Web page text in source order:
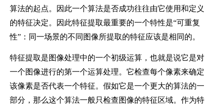
算法的起点。因此一个算法是否成功往往由它使用和定义
的特征决定。因此特征提取最重要的一个特性是“可重复
性”：同一场景的不同图像所提取的特征应该是相同的。
特征提取是图像处理中的一个初级运算，也就是说它是对
一个图像进行的第一个运算处理。它检查每个像素来确定
该像素是否代表一个特征。假如它是一个更大的算法的一
部分，那么这个算法一般只检查图像的特征区域。作为特